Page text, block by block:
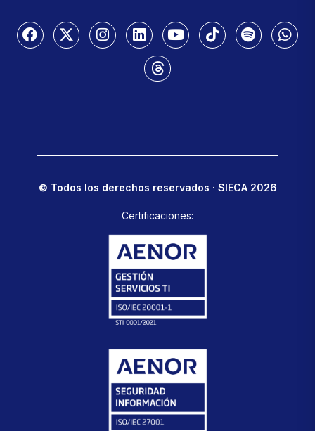
© Todos los derechos reservados · SIECA 2026
Certificaciones: